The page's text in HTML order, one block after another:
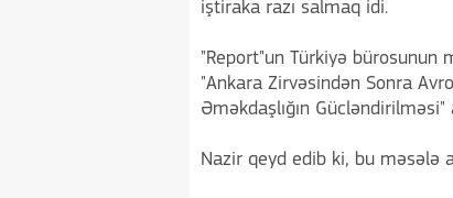
iştiraka razı salmaq idi.
"Report"un Türkiyə bürosunun
"Ankara Zirvəsindən Sonra
Əməkdaşlığın
Nazir qeyd edib ki, bu məsələ